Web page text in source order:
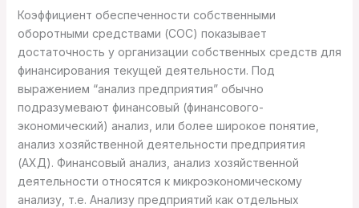
Коэффициент обеспеченности собственными
оборотными средствами (СОС) показывает
достаточность у организации собственных средств для
финансирования текущей деятельности. Под
выражением “анализ предприятия” обычно
подразумевают финансовый (финансового-
экономический) анализ, или более широкое понятие,
анализ хозяйственной деятельности предприятия
(АХД). Финансовый анализ, анализ хозяйственной
деятельности относятся к микроэкономическому
анализу, т.е. Анализу предприятий как отдельных